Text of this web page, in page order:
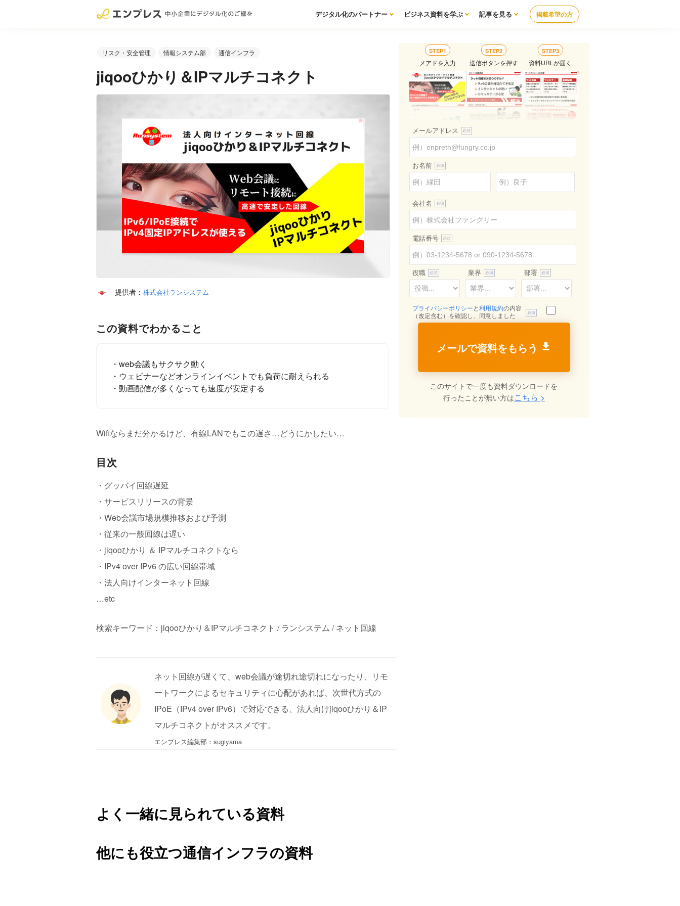
掲載希望の方
デジタル化のパートナー ビジネス資料を学ぶ 記事を見る
リスク・安全管理 情報システム部 通信インフラ
jiqooひかり＆IPマルチコネクト
提供者： 株式会社ランシステム
この資料でわかること
・web会議もサクサク動く
・ウェビナーなどオンラインイベントでも負荷に耐えられる
・動画配信が多くなっても速度が安定する
Wifiならまだ分かるけど、有線LANでもこの遅さ…どうにかしたい…
目次
・グッバイ回線遅延
・サービスリリースの背景
・Web会議市場規模推移および予測
・従来の一般回線は遅い
・jiqooひかり ＆ IPマルチコネクトなら
・IPv4 over IPv6 の広い回線帯域
・法人向けインターネット回線
…etc
検索キーワード：jiqooひかり＆IPマルチコネクト / ランシステム / ネット回線
ネット回線が遅くて、web会議が途切れ途切れになったり、リモ
ートワークによるセキュリティに心配があれば、次世代方式の
IPoE（IPv4 over IPv6）で対応できる、法人向けjiqooひかり＆IP
マルチコネクトがオススメです。
エンプレス編集部：sugiyama
STEP1
メアドを入力
STEP2
送信ボタンを押す
STEP3
資料URLが届く
メールアドレス
お名前
会社名
電話番号
役職 業界 部署
プライバシーポリシー と 利用規約の内容
（改定含む）を確認し、同意しました
メールで資料をもらう
このサイトで一度も資料ダウンロードを
行ったことが無い方はこちら >
よく一緒に見られている資料
他にも役立つ通信インフラの資料